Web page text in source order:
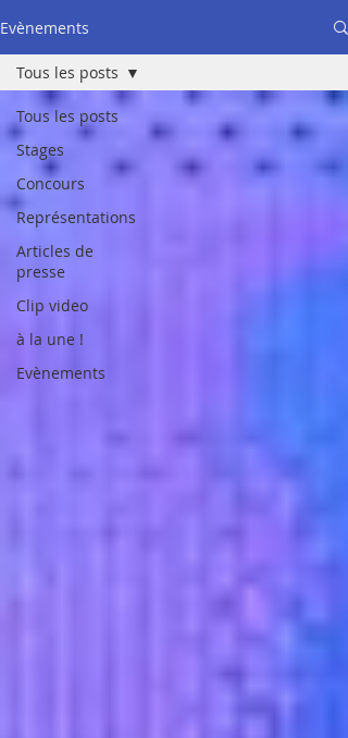
Evènements
Tous les posts
Stages
Concours
Représentations
Articles de
presse
Clip video
à la une !
Evènements
Tous les posts